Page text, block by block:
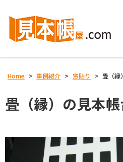
Home > 事例紹介 > 窓貼り > 畳（縁
畳（縁）の見本